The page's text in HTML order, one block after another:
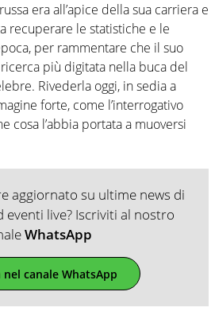
era all’apice della sua carriera e
recuperare le statistiche e le
per rammentare che il suo
più digitata nella buca del
Rivederla oggi, in sedia a
forte, come l’interrogativo
cosa l’abbia portata a muoversi
aggiornato su ultime news di
live? Iscriviti al nostro
WhatsApp
nel canale WhatsApp